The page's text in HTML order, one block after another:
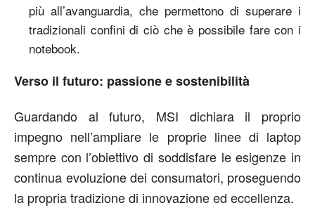
più all’avanguardia, che permettono di superare i
tradizionali confini di ciò che è possibile fare con i
notebook.
Verso il futuro: passione e sostenibilità
Guardando al futuro, MSI dichiara il proprio
impegno nell’ampliare le proprie linee di laptop
sempre con l’obiettivo di soddisfare le esigenze in
continua evoluzione dei consumatori, proseguendo
la propria tradizione di innovazione ed eccellenza.